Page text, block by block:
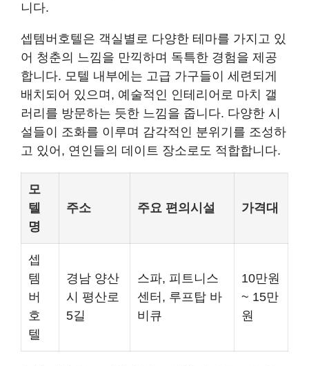
니다.
셉템버호텔은 객실별로 다양한 테마를 가지고 있
어 청춘의 느낌을 만끽하며 독특한 경험을 제공
합니다. 모텔 내부에는 고급 가구들이 세련되게
배치되어 있으며, 예술적인 인테리어로 마치 갤
러리를 방문하는 듯한 느낌을 줍니다. 다양한 시
설들이 조화를 이루며 감각적인 분위기를 조성하
고 있어, 연인들의 데이트 장소로도 적합합니다.
모
텔
명
주소 주요 편의시설 가격대
셉
템
버
호
텔
경남 양산
시 평산로
5길
스파, 피트니스
센터, 루프탑 바
비큐
10만원
~ 15만
원